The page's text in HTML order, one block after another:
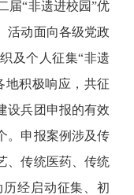
届“非遗进校园”优
活动面向各级党政
及个人征集“非遗
地积极响应，共征
设兵团申报的有效
。申报案例涉及传
、传统医药、传统
经启动征集、初